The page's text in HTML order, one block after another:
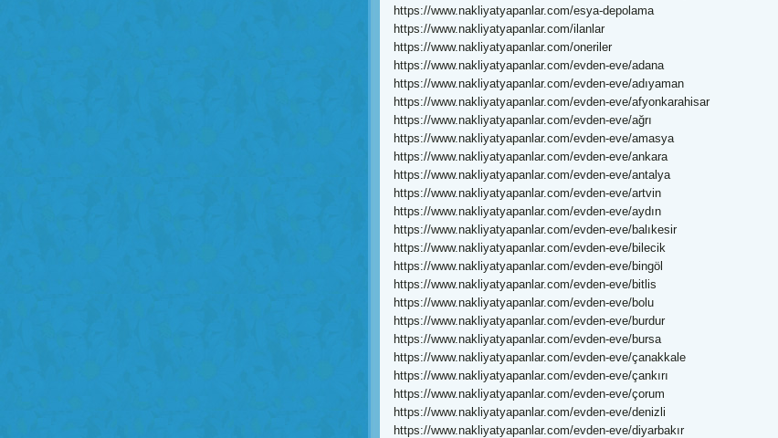
https://www.nakliyatyapanlar.com/esya-depolama
https://www.nakliyatyapanlar.com/ilanlar
https://www.nakliyatyapanlar.com/oneriler
https://www.nakliyatyapanlar.com/evden-eve/adana
https://www.nakliyatyapanlar.com/evden-eve/adıyaman
https://www.nakliyatyapanlar.com/evden-eve/afyonkarahisar
https://www.nakliyatyapanlar.com/evden-eve/ağrı
https://www.nakliyatyapanlar.com/evden-eve/amasya
https://www.nakliyatyapanlar.com/evden-eve/ankara
https://www.nakliyatyapanlar.com/evden-eve/antalya
https://www.nakliyatyapanlar.com/evden-eve/artvin
https://www.nakliyatyapanlar.com/evden-eve/aydın
https://www.nakliyatyapanlar.com/evden-eve/balıkesir
https://www.nakliyatyapanlar.com/evden-eve/bilecik
https://www.nakliyatyapanlar.com/evden-eve/bingöl
https://www.nakliyatyapanlar.com/evden-eve/bitlis
https://www.nakliyatyapanlar.com/evden-eve/bolu
https://www.nakliyatyapanlar.com/evden-eve/burdur
https://www.nakliyatyapanlar.com/evden-eve/bursa
https://www.nakliyatyapanlar.com/evden-eve/çanakkale
https://www.nakliyatyapanlar.com/evden-eve/çankırı
https://www.nakliyatyapanlar.com/evden-eve/çorum
https://www.nakliyatyapanlar.com/evden-eve/denizli
https://www.nakliyatyapanlar.com/evden-eve/diyarbakır